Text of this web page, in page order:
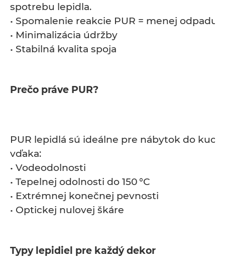
spotrebu lepidla.
• Spomalenie reakcie PUR = menej odpadu
• Minimalizácia údržby
• Stabilná kvalita spoja
Prečo práve PUR?
PUR lepidlá sú ideálne pre nábytok do
vďaka:
• Vodeodolnosti
• Tepelnej odolnosti do 150 °C
• Extrémnej konečnej pevnosti
• Optickej nulovej škáre
Typy lepidiel pre každý dekor